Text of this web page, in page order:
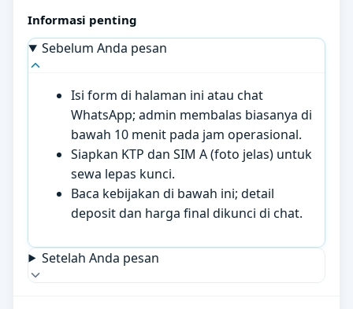
Informasi penting
Sebelum Anda pesan
Isi form di halaman ini atau chat
WhatsApp; admin membalas biasanya di
bawah 10 menit pada jam operasional.
Siapkan KTP dan SIM A (foto jelas) untuk
sewa lepas kunci.
Baca kebijakan di bawah ini; detail
deposit dan harga final dikunci di chat.
Setelah Anda pesan